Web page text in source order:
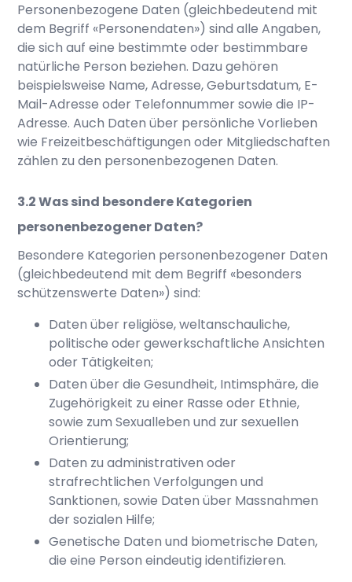
Personenbezogene Daten (gleichbedeutend mit
dem Begriff «Personendaten») sind alle Angaben,
die sich auf eine bestimmte oder bestimmbare
natürliche Person beziehen. Dazu gehören
beispielsweise Name, Adresse, Geburtsdatum, E-
Mail-Adresse oder Telefonnummer sowie die IP-
Adresse. Auch Daten über persönliche Vorlieben
wie Freizeitbeschäftigungen oder Mitgliedschaften
zählen zu den personenbezogenen Daten.
Was sind besondere Kategorien
personenbezogener Daten?
Besondere Kategorien personenbezogener Daten
(gleichbedeutend mit dem Begriff «besonders
schützenswerte Daten») sind:
Daten über religiöse, weltanschauliche,
politische oder gewerkschaftliche Ansichten
oder Tätigkeiten;
Daten über die Gesundheit, Intimsphäre, die
Zugehörigkeit zu einer Rasse oder Ethnie,
sowie zum Sexualleben und zur sexuellen
Orientierung;
Daten zu administrativen oder
strafrechtlichen Verfolgungen und
Sanktionen, sowie Daten über Massnahmen
der sozialen Hilfe;
Genetische Daten und biometrische Daten,
die eine Person eindeutig identifizieren.